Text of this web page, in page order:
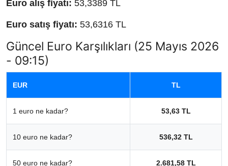
Euro alış fiyatı: 53,3389 TL
Euro satış fiyatı: 53,6316 TL
Güncel Euro Karşılıkları (25 Mayıs 2026
- 09:15)
EUR TL
1 euro ne kadar? 53,63 TL
10 euro ne kadar? 536,32 TL
50 euro ne kadar? 2.681,58 TL